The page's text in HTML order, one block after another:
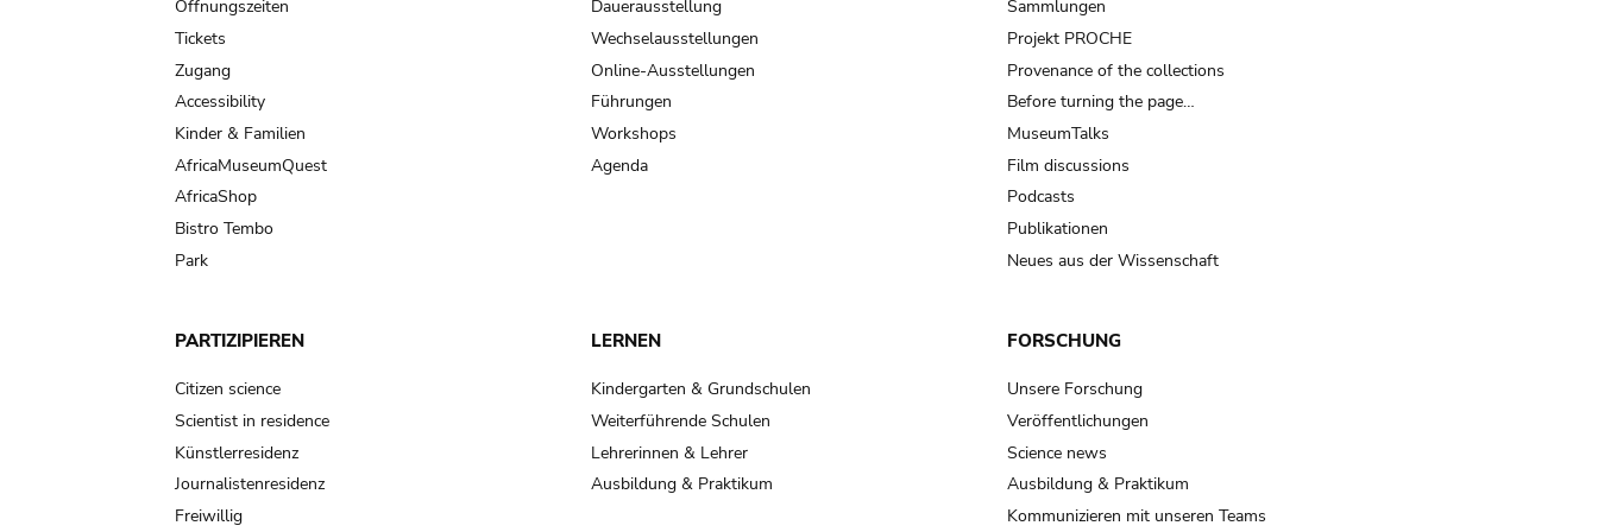
navigation
Öffnungszeiten
Tickets
Zugang
Accessibility
Kinder & Familien
AfricaMuseumQuest
AfricaShop
Bistro Tembo
Park
Dauerausstellung
Wechselausstellungen
Online-Ausstellungen
Führungen
Workshops
Agenda
Sammlungen
Projekt PROCHE
Provenance of the collections
Before turning the page…
MuseumTalks
Film discussions
Podcasts
Publikationen
Neues aus der Wissenschaft
PARTIZIPIEREN
Citizen science
Scientist in residence
Künstlerresidenz
Journalistenresidenz
Freiwillig
LERNEN
Kindergarten & Grundschulen
Weiterführende Schulen
Lehrerinnen & Lehrer
Ausbildung & Praktikum
FORSCHUNG
Unsere Forschung
Veröffentlichungen
Science news
Ausbildung & Praktikum
Kommunizieren mit unseren Teams